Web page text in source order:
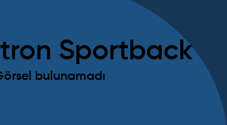
Sportback
bulunamadı